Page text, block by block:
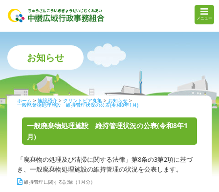
メニュー
お知らせ
ホーム 施設紹介 クリントピア丸亀 お知らせ
一般廃棄物処理施設 維持管理状況の公表(令和8年1月)
一般廃棄物処理施設 維持管理状況の公表(令和8年1
月)
「廃棄物の処理及び清掃に関する法律」第8条の3第2項に基づ
き、一般廃棄物処理施設の維持管理の状況を公表します。
維持管理に関する記録（1月分）